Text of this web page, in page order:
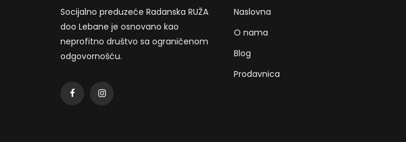
Socijalno preduzeće Radanska RUŽA
doo Lebane je osnovano kao
neprofitno društvo sa ograničenom
odgovornošću.
Naslovna
O nama
Blog
Prodavnica